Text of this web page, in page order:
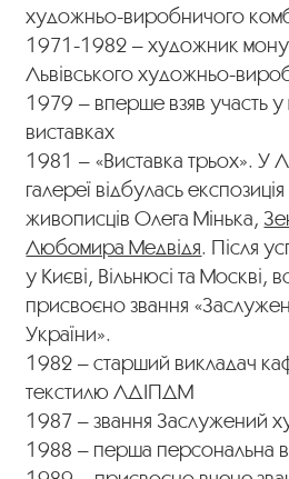
художньо-виробничого
1971-1982 – художник
Львівського художньо-
1979 – вперше взяв участь
виставках
1981 – «Виставка трьох». У
галереї відбулась
живописців Олега Мінька,
Любомира Медвідя. Після
у Києві, Вільнюсі та Москві,
присвоєно звання
України».
1982 – старший викладач
текстилю ЛДІПДМ
1987 – звання Заслужений
1988 – перша персональна